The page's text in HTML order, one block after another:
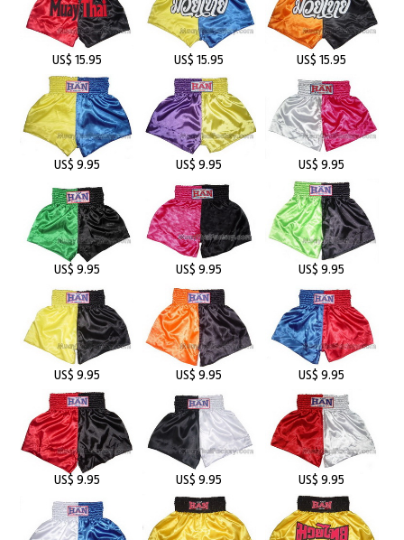
US$ 15.95 US$ 15.95 US$ 15.95
US$ 9.95 US$ 9.95 US$ 9.95
US$ 9.95 US$ 9.95 US$ 9.95
US$ 9.95 US$ 9.95 US$ 9.95
US$ 9.95 US$ 9.95 US$ 9.95